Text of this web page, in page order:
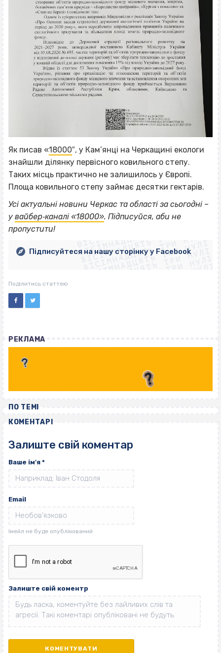
Як писав «18000″, у Кам’янці на Черкащині екологи
знайшли ділянку первісного ковильного степу.
Таких місць практично не залишилось у Європі.
Площа ковильного степу займає десятки гектарів.
Усі актуальні новини Черкас та області за сьогодні –
у вайбер‐каналі «18000». Підписуйся, аби не
пропустити!
ВІСІМНАДЦЯТЬ ТРИ НУЛІ
ВІСІМНАДЦЯТЬ ТРИ НУЛІ
ВІСІМНАДЦЯТЬ ТРИ НУЛІ
ВІСІМНАДЦЯТЬ ТРИ НУЛІ
ВІСІМНАДЦЯТЬ ТРИ НУЛІ
ВІСІМНАДЦЯТЬ ТРИ НУЛІ
ВІСІМНАДЦЯТЬ ТРИ НУЛІ
ВІСІМНАДЦЯТЬ ТРИ НУЛІ
Підписуйтеся на нашу сторінку у Facebook
Поділитись статтею
РЕКЛАМА
ПО ТЕМІ
КОМЕНТАРІ
Залиште свій коментар
Ваше ім'я *
Email
Залиште свій коментр